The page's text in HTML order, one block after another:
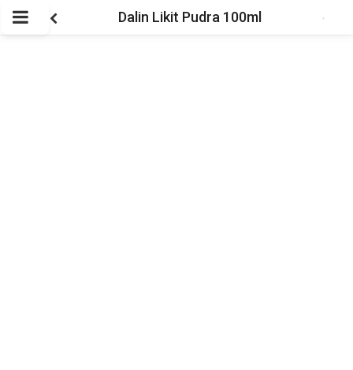
Dalin Likit Pudra 100ml